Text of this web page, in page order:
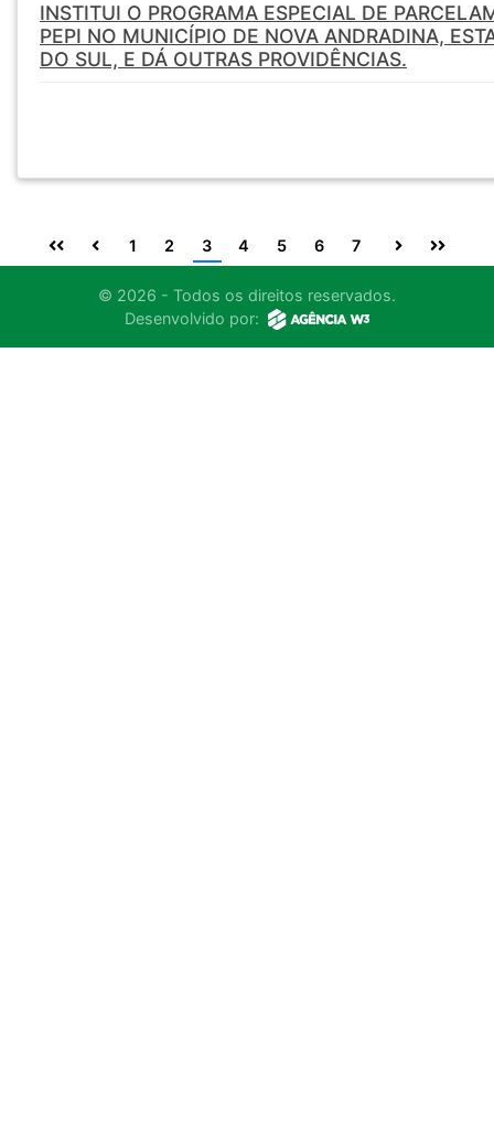
INSTITUI O PROGRAMA ESPECIAL DE
PEPI NO MUNICÍPIO DE NOVA ANDRADINA,
DO SUL, E DÁ OUTRAS PROVIDÊNCIAS.
1 2 3 4 5 6 7
© 2026 - Todos os direitos reservados.
Desenvolvido por: